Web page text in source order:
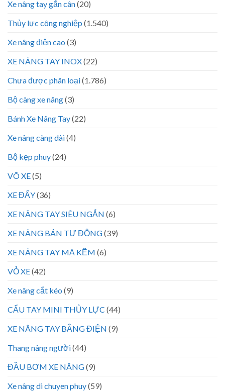
Xe nâng tay gắn cân(20)
Thủy lực công nghiệp (1.540)
Xe nâng điện cao (3)
XE NÂNG TAY INOX(22)
Chưa được phân loại(1.786)
Bộ càng xe nâng(3)
Bánh Xe Nâng Tay(22)
Xe nâng càng dài(4)
Bộ kẹp phuy(24)
VÕ XE(5)
XE ĐẨY(36)
XE NÂNG TAY SIÊU NGẮN (6)
XE NÂNG BÁN TỰ ĐỘNG(39)
XE NÂNG TAY MẠ KẼM (6)
VỎ XE(42)
Xe nâng cắt kéo (9)
CẨU TAY MINI THỦY LỰC (44)
XE NÂNG TAY BẰNG ĐIỆN (9)
Thang nâng người(44)
ĐẦU BƠM XE NÂNG(9)
Xe nâng di chuyen phuy(59)